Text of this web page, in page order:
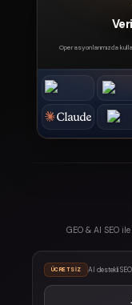
Operasyonlarımızda
GEO & AI SEO
ÜCRETSIZ AI destekli